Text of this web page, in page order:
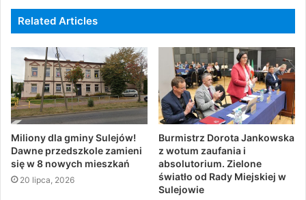
Related Articles
Miliony dla gminy Sulejów!
Dawne przedszkole zamieni
się w 8 nowych mieszkań
20 lipca, 2026
Burmistrz Dorota Jankowska
z wotum zaufania i
absolutorium. Zielone
światło od Rady Miejskiej w
Sulejowie